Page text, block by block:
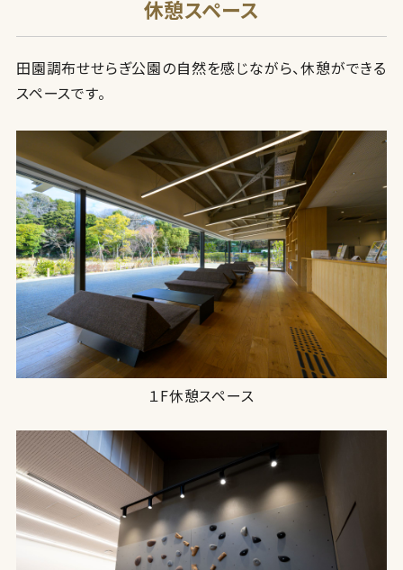
休憩スペース
田園調布せせらぎ公園の自然を感じながら、休憩ができる
スペースです。
１F休憩スペース